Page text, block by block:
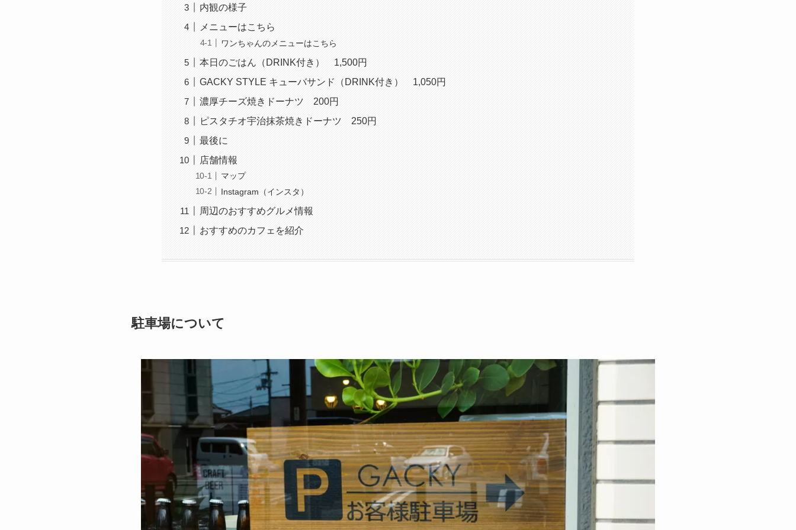
内観の様子
メニューはこちら
ワンちゃんのメニューはこちら
本日のごはん（DRINK付き） 1,500円
GACKY STYLE キューバサンド（DRINK付き） 1,050円
濃厚チーズ焼きドーナツ 200円
ピスタチオ宇治抹茶焼きドーナツ 250円
最後に
店舗情報
マップ
Instagram（インスタ）
周辺のおすすめグルメ情報
おすすめのカフェを紹介
駐車場について